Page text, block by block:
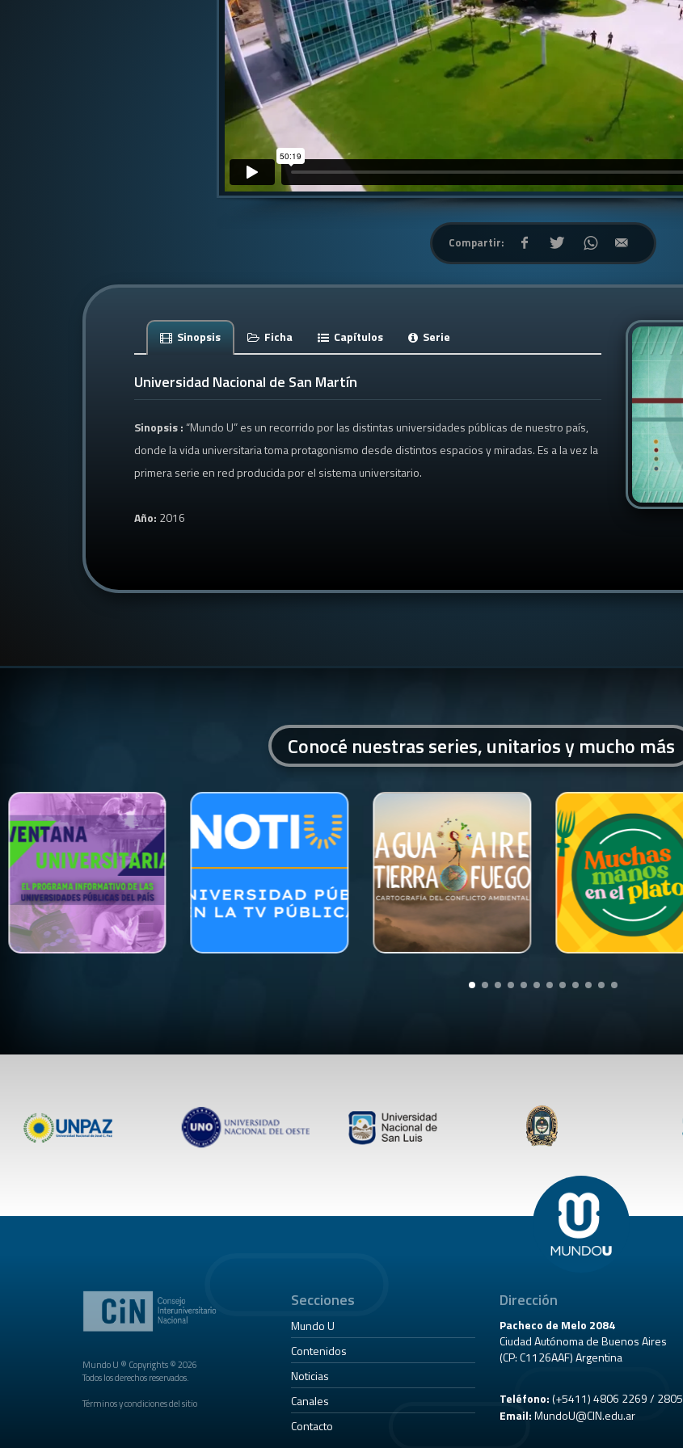
Compartir:
Sinopsis Ficha Capítulos Serie
Universidad Nacional de San Martín
Sinopsis :“Mundo U” es un recorrido por las distintas universidades públicas de nuestro país,
donde la vida universitaria toma protagonismo desde distintos espacios y miradas. Es a la vez la
primera serie en red producida por el sistema universitario.
Año: 2016
Conocé nuestras series, unitarios y mucho más
Mundo U ® Copyrights © 2026
Todos los derechos reservados.
Términos y condiciones del sitio
Secciones
Mundo U
Contenidos
Noticias
Canales
Contacto
Dirección
Pacheco de Melo 2084
Ciudad Autónoma de Buenos Aires
(CP: C1126AAF) Argentina
Teléfono:(+5411) 4806 2269 / 2805
Email:MundoU@CIN.edu.ar